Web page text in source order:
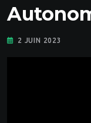
2 JUIN 2023